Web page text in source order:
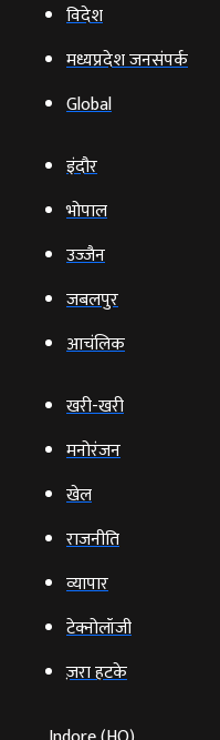
विदेश
मध्यप्रदेश जनसंपर्क
Global
इंदौर
भोपाल
उज्‍जैन
जबलपुर
आचंलिक
खरी-खरी
मनोरंजन
खेल
राजनीति
व्‍यापार
टेक्‍नोलॉजी
ज़रा हटके